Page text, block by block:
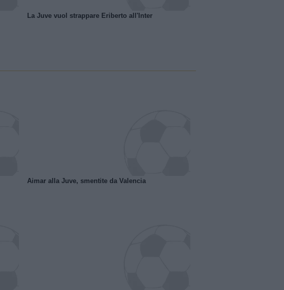
La Juve vuol strappare Eriberto all'Inter
Aimar alla Juve, smentite da Valencia